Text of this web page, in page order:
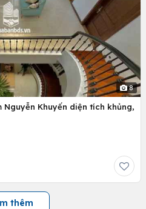
8
Khuyến diện tích khủng,
thêm